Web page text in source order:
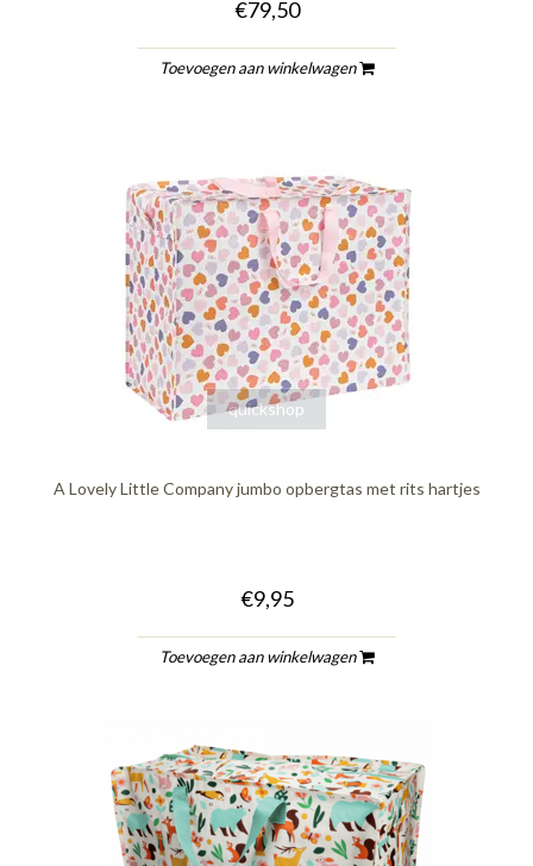
€79,50
Toevoegen aan winkelwagen
quickshop
A Lovely Little Company jumbo opbergtas met rits hartjes
€9,95
Toevoegen aan winkelwagen